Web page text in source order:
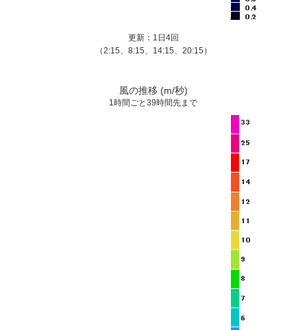
更新：1日4回
（2:15、8:15、14:15、20:15）
風の推移 (m/秒)
1時間ごと39時間先まで